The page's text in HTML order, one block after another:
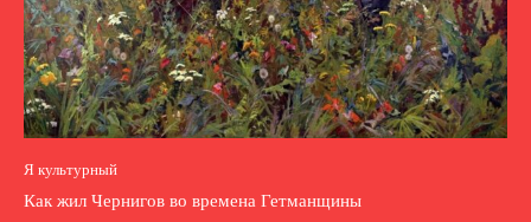
Я культурный
Как жил Чернигов во времена Гетманщины